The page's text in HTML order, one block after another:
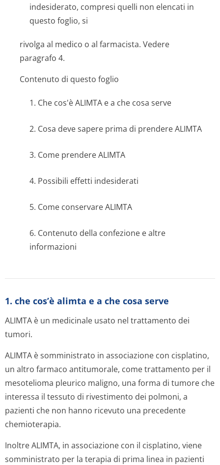
indesiderato, compresi quelli non elencati in
questo foglio, si
rivolga al medico o al farmacista. Vedere
paragrafo 4.
Contenuto di questo foglio
1. Che cos'è ALIMTA e a che cosa serve
2. Cosa deve sapere prima di prendere ALIMTA
3. Come prendere ALIMTA
4. Possibili effetti indesiderati
5. Come conservare ALIMTA
6. Contenuto della confezione e altre
informazioni
1. che cos’è alimta e a che cosa serve
ALIMTA è un medicinale usato nel trattamento dei
tumori.
ALIMTA è somministrato in associazione con cisplatino,
un altro farmaco antitumorale, come trattamento per il
mesotelioma pleurico maligno, una forma di tumore che
interessa il tessuto di rivestimento dei polmoni, a
pazienti che non hanno ricevuto una precedente
chemioterapia.
Inoltre ALIMTA, in associazione con il cisplatino, viene
somministrato per la terapia di prima linea in pazienti